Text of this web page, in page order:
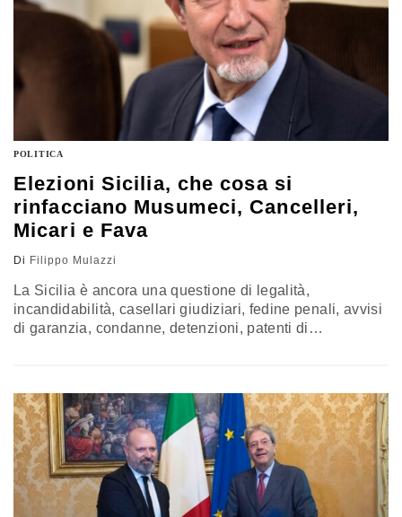
POLITICA
Elezioni Sicilia, che cosa si
rinfacciano Musumeci, Cancelleri,
Micari e Fava
Di Filippo Mulazzi
La Sicilia è ancora una questione di legalità,
incandidabilità, casellari giudiziari, fedine penali, avvisi
di garanzia, condanne, detenzioni, patenti di
sono confrontati a “In mezz’ora”, la trasmissione di
Raitre condotta da Lucia Annunziata. I programmi…